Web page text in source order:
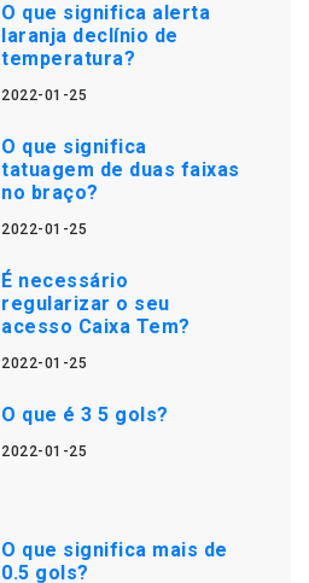
O que significa alerta
laranja declínio de
temperatura?
2022-01-25
O que significa
tatuagem de duas faixas
no braço?
2022-01-25
É necessário
regularizar o seu
acesso Caixa Tem?
2022-01-25
O que é 3 5 gols?
2022-01-25
O que significa mais de
0.5 gols?